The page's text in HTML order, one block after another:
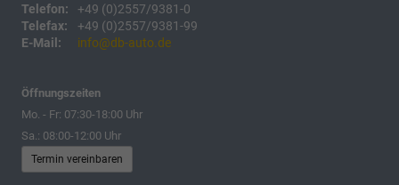
Telefon:
+49 (0)2557/9381-0
Telefax:
+49 (0)2557/9381-99
E-Mail:
info@db-auto.de
Öffnungszeiten
Mo. - Fr: 07:30-18:00 Uhr
Sa.: 08:00-12:00 Uhr
Termin vereinbaren